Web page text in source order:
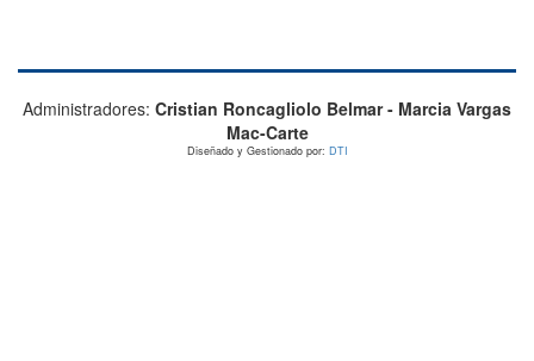
Administradores: Cristian Roncagliolo Belmar - Marcia Vargas
Mac-Carte
Diseñado y Gestionado por: DTI